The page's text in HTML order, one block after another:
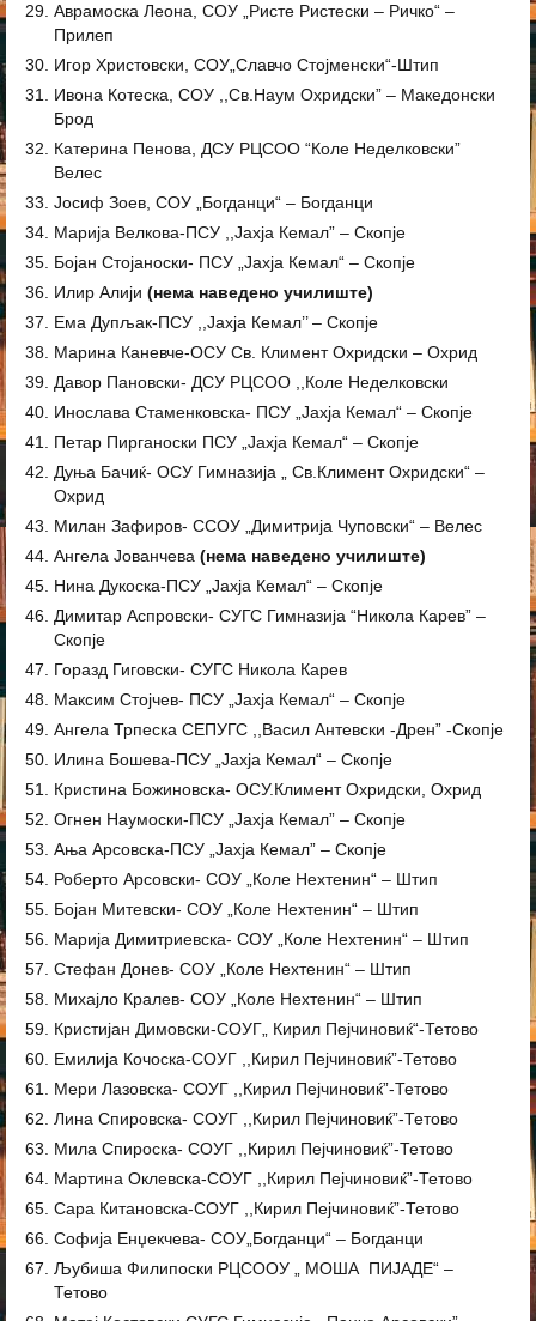
Аврамоска Леона, СОУ „Ристе Ристески – Ричко“ –
Прилеп
Игор Христовски, СОУ„Славчо Стојменски“-Штип
Ивона Котескa, СОУ ,,Св.Наум Охридски” – Македонски
Брод
Катерина Пенова, ДСУ РЦСОО “Коле Неделковски”
Велес
Јосиф Зоев, СОУ „Богданци“ – Богданци
Марија Велкова-ПСУ ,,Јахја Кемал” – Скопје
Бојан Стојаноски- ПСУ „Јахја Кемал“ – Скопје
Илир Алији (нема наведено училиште)
Ема Дупљак-ПСУ ,,Јахја Кемал’’ – Скопје
Марина Каневче-ОСУ Св. Климент Охридски – Охрид
Давор Пановски- ДСУ РЦСОО ,,Коле Неделковски
Инослава Стаменковска- ПСУ „Јахја Кемал“ – Скопје
Петар Пирганоски ПСУ „Јахја Кемал“ – Скопје
Дуња Бачиќ- ОСУ Гимназија „ Св.Климент Охридски“ –
Охрид
Милан Зафиров- ССОУ „Димитрија Чуповски“ – Велес
Ангела Јованчева (нема наведено училиште)
Нина Дукоска-ПСУ „Јахја Кемал“ – Скопје
Димитар Аспровски- СУГС Гимназија “Никола Карев” –
Скопје
Горазд Гиговски- СУГС Никола Карев
Максим Стојчев- ПСУ „Јахја Кемал“ – Скопје
Ангела Трпеска СЕПУГС ,,Васил Антевски -Дрен” -Скопје
Илина Бошева-ПСУ „Јахја Кемал“ – Скопје
Кристина Божиновска- ОСУ.Климент Охридски, Охрид
Огнен Наумоски-ПСУ „Jaxja Кемал” – Скопје
Ања Арсовска-ПСУ „Jaxja Кемал” – Скопје
Роберто Арсовски- СОУ „Коле Нехтенин“ – Штип
Бојан Митевски- СОУ „Коле Нехтенин“ – Штип
Марија Димитриевска- СОУ „Коле Нехтенин“ – Штип
Стефан Донев- СОУ „Коле Нехтенин“ – Штип
Михајло Кралев- СОУ „Коле Нехтенин“ – Штип
Кристијан Димовски-СОУГ„ Кирил Пејчиновиќ“-Тетовo
Емилија Кочоска-СОУГ ,,Кирил Пејчиновиќ”-Тетово
Мери Лазовска- СОУГ ,,Кирил Пејчиновиќ”-Тетово
Лина Спировска- СОУГ ,,Кирил Пејчиновиќ”-Тетово
Мила Спироска- СОУГ ,,Кирил Пејчиновиќ”-Тетово
Мартина Оклевска-СОУГ ,,Кирил Пејчиновиќ”-Тетово
Сара Китановска-СОУГ ,,Кирил Пејчиновиќ”-Тетово
Софија Енџекчева- СОУ„Богданци“ – Богданци
Љубиша Филипоски РЦСООУ „ МОША ПИЈАДЕ“ –
Тетово